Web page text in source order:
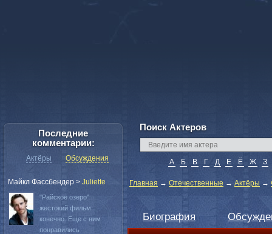
Поиск Актеров
А Б В Г Д Е Ё Ж З
Главная → Отечественные → Актёры →
Биография
Последние
комментарии:
Актёры Обсуждения
Майкл Фассбендер > Juliette
"Райское озеро"
жестокий фильм
конечно. Еще с ним
понравились